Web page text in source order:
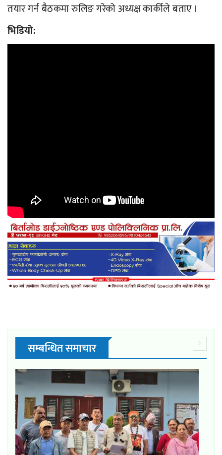
तयार गर्न बैठकमा रुलिङ गरेको अध्यक्ष कार्कीले बताए ।
भिडियो:
सम्बन्धित समाचार